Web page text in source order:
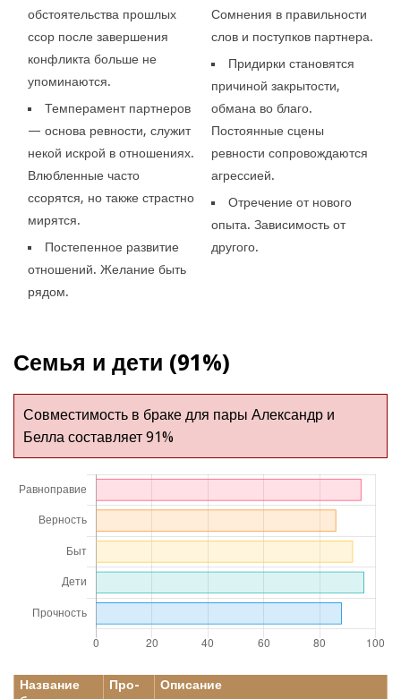
обстоятельства прошлых
ссор после завершения
конфликта больше не
упоминаются.
Темперамент партнеров
— основа ревности, служит
некой искрой в отношениях.
Влюбленные часто
ссорятся, но также страстно
мирятся.
Постепенное развитие
отношений. Желание быть
рядом.
Сомнения в правильности
слов и поступков партнера.
Придирки становятся
причиной закрытости,
обмана во благо.
Постоянные сцены
ревности сопровождаются
агрессией.
Отречение от нового
опыта. Зависимость от
другого.
Семья и дети (91%)
Совместимость в браке для пары Александр и
Белла составляет 91%
Название
Про-
Описание